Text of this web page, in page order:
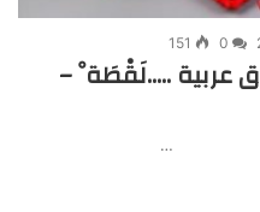
0
151
عربية …..لَقْطَة ْ –
بـَـهَـجِ …